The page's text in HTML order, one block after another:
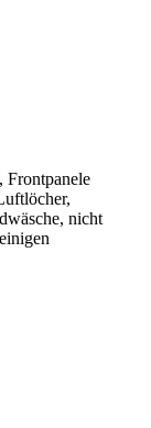
Frontpanele
nicht